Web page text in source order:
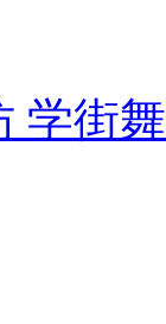
学街